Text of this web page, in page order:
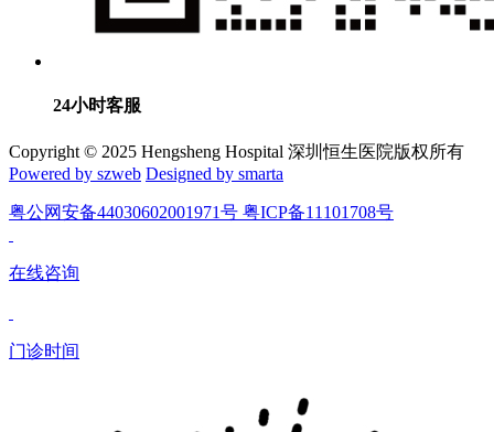
24小时客服
Copyright © 2025 Hengsheng Hospital 深圳恒生医院版权所有
Powered by szweb Designed by smarta
粤公网安备44030602001971号 粤ICP备11101708号
在线咨询
门诊时间